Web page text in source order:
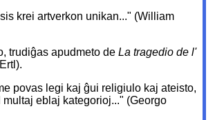
krei artverkon unikan..." (William
trudiĝas apudmeto deLa tragedio de l'
povas legi kaj ĝui religiulo kaj ateisto,
multaj eblaj kategorioj..." (Georgo